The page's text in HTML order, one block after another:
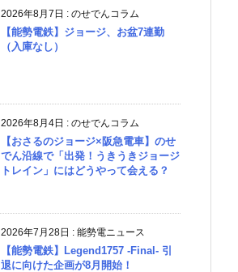
2026年8月7日 : のせでんコラム
【能勢電鉄】ジョージ、お盆7連勤
（入庫なし）
2026年8月4日 : のせでんコラム
【おさるのジョージ×阪急電車】のせ
でん沿線で「出発！うきうきジョージ
トレイン」にはどうやって会える？
2026年7月28日 : 能勢電ニュース
【能勢電鉄】Legend1757 -Final- 引
退に向けた企画が8月開始！